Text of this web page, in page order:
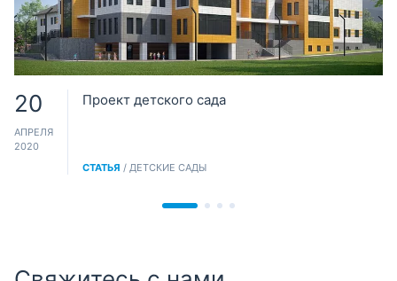
20
АПРЕЛЯ
2020
Проект детского сада
СТАТЬЯ / ДЕТСКИЕ САДЫ